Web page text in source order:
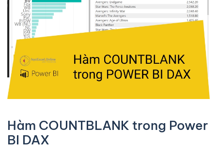
Hàm COUNTBLANK trong Power
BI DAX